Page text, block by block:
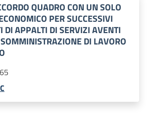
QUADRO CON UN SOLO
PER SUCCESSIVI
DI APPALTI DI SERVIZI AVENTI
DI LAVORO